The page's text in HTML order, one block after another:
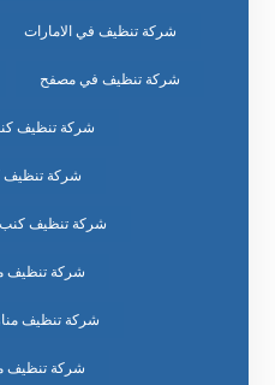
شركة تنظيف في الامارات
شركة تنظيف في مصفح
شركة تنظيف
شركة
شركة تنظيف
شركة تنظيف
شركة تنظيف
شركة تنظيف